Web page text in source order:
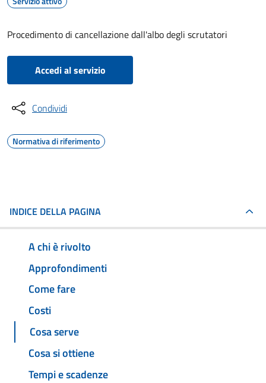
Procedimento di cancellazione dall'albo degli scrutatori
Accedi al servizio
Condividi
Normativa di riferimento
INDICE DELLA PAGINA
A chi è rivolto
Approfondimenti
Come fare
Costi
Cosa serve
Cosa si ottiene
Tempi e scadenze